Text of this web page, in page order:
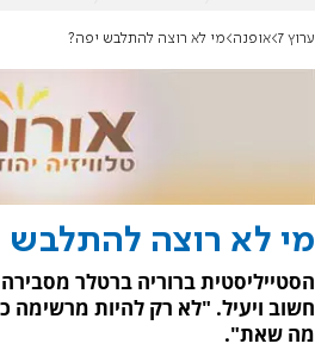
ערוץ 7 אופנה מי לא רוצה להתלבש יפה?
מי לא רוצה להתלבש
הסטייליסטית ברוריה ברטלר
חשוב ויעיל. "לא רק להיות מרשימה
מה שאת".